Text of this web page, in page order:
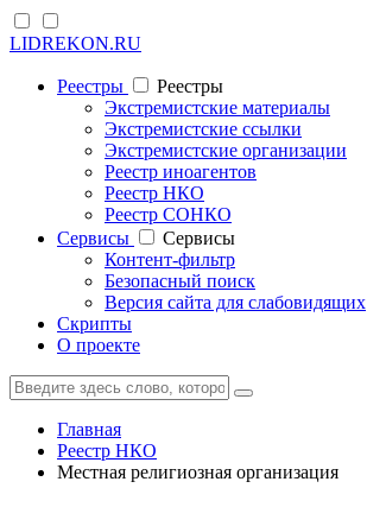
LIDREKON.RU
Реестры
Реестры
Экстремистские материалы
Экстремистские ссылки
Экстремистские организации
Реестр иноагентов
Реестр НКО
Реестр СОНКО
Cервисы
Cервисы
Контент-фильтр
Безопасный поиск
Версия сайта для слабовидящих
Скрипты
О проекте
Главная
Реестр НКО
Местная религиозная организация